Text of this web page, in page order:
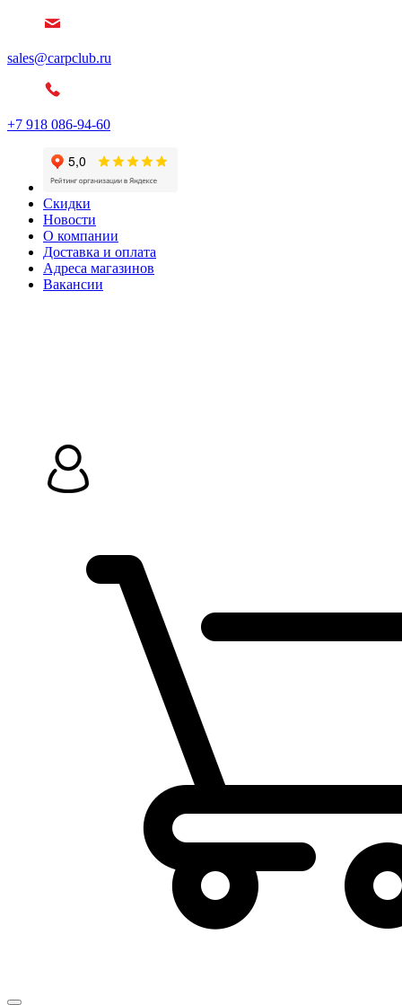
sales@carpclub.ru
+7 918 086-94-60
Скидки
Новости
О компании
Доставка и оплата
Адреса магазинов
Вакансии